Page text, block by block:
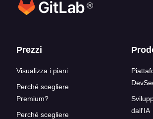
®
Link del blocco
Prezzi
Visualizza i piani
Perché scegliere
Premium?
Perché scegliere
dall'IA